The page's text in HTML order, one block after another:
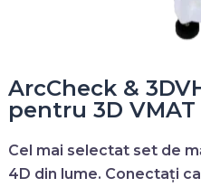
ArcCheck &
pentru 3D VMAT
Cel mai selectat set de
4D din lume. Conectați